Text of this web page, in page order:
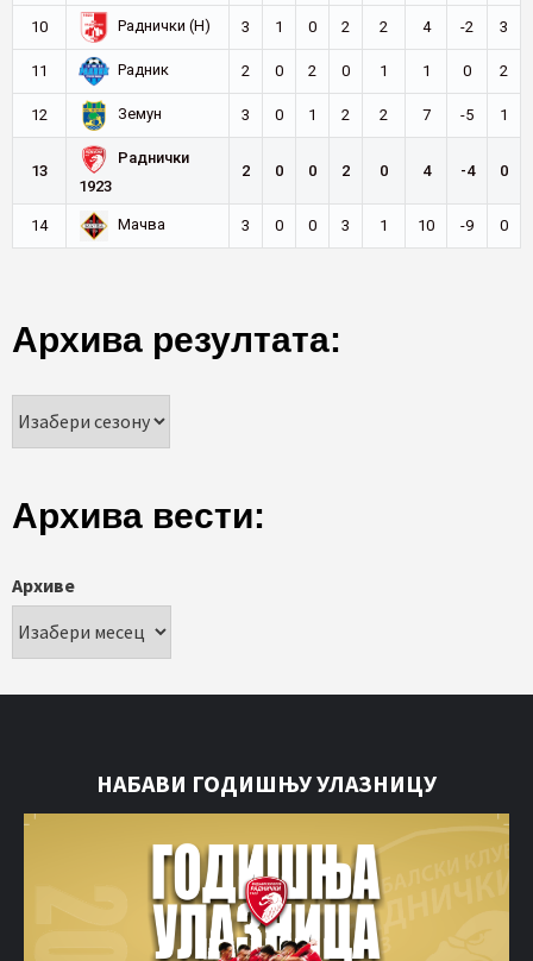
10 Раднички (Н) 3 1 0 2 2 4 -2 3
11 Радник 2 0 2 0 1 1 0 2
12 Земун 3 0 1 2 2 7 -5 1
13
Раднички
1923
2 0 0 2 0 4 -4 0
14 Мачва 3 0 0 3 1 10 -9 0
Архива резултата:
Архива вести:
Архиве
НАБАВИ ГОДИШЊУ УЛАЗНИЦУ